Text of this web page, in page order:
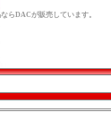
らDACが販売しています。